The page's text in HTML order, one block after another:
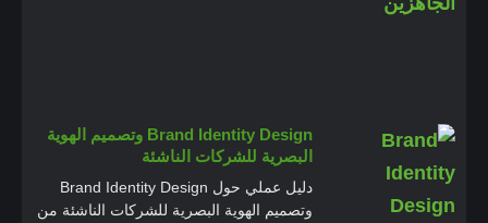
Brand Identity Design وتصميم الهوية
البصرية للشركات الناشئة
دليل عملي حول Brand Identity Design
وتصميم الهوية البصرية للشركات الناشئة من